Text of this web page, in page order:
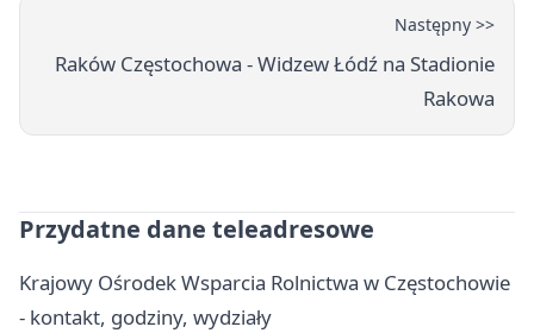
Następny >>
Raków Częstochowa - Widzew Łódź na Stadionie
Rakowa
Przydatne dane teleadresowe
Krajowy Ośrodek Wsparcia Rolnictwa w Częstochowie
- kontakt, godziny, wydziały